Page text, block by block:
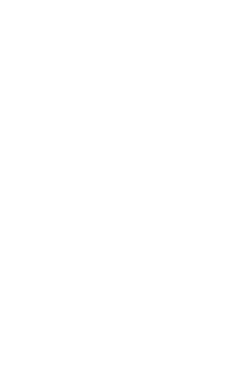
Android-
WeChat